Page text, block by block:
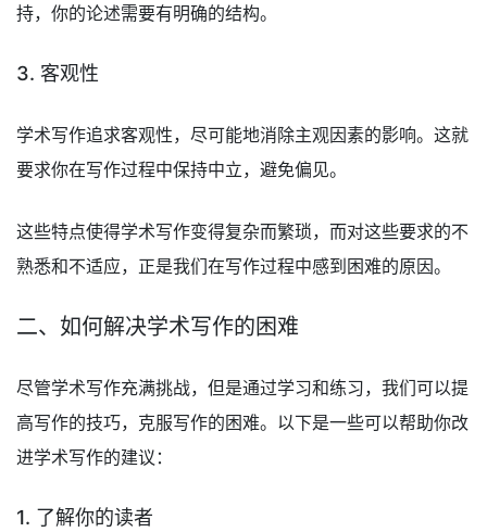
持，你的论述需要有明确的结构。
3. 客观性
学术写作追求客观性，尽可能地消除主观因素的影响。这就
要求你在写作过程中保持中立，避免偏见。
这些特点使得学术写作变得复杂而繁琐，而对这些要求的不
熟悉和不适应，正是我们在写作过程中感到困难的原因。
二、如何解决学术写作的困难
尽管学术写作充满挑战，但是通过学习和练习，我们可以提
高写作的技巧，克服写作的困难。以下是一些可以帮助你改
进学术写作的建议：
1. 了解你的读者